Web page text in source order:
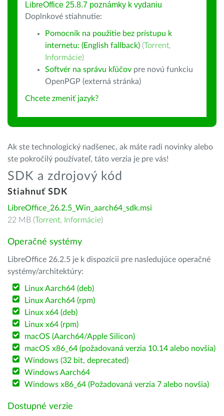
LibreOffice 25.8.7 poznámky k vydaniu
Doplnkové stiahnutie:
Pomocník na použitie bez prístupu k
internetu: (English fallback) (Torrent,
Informácie)
Softvér na správu kľúčov pre novú funkciu
OpenPGP (externá stránka)
Chcete zmeniť jazyk?
Ak ste technologický nadšenec, ak máte radi novinky alebo
ste pokročilý používateľ, táto verzia je pre vás!
SDK a zdrojový kód
Stiahnuť SDK
LibreOffice_26.2.5_Win_aarch64_sdk.msi
22 MB (Torrent, Informácie)
Operačné systémy
LibreOffice 26.2.5 je k dispozícii pre nasledujúce operačné
systémy/architektúry:
Linux Aarch64 (deb)
Linux Aarch64 (rpm)
Linux x64 (deb)
Linux x64 (rpm)
macOS (Aarch64/Apple Silicon)
macOS x86_64 (požadovaná verzia 10.14 alebo novšia)
Windows (32 bit, deprecated)
Windows Aarch64
Windows x86_64 (Požadovaná verzia 7 alebo novšia)
Dostupné verzie